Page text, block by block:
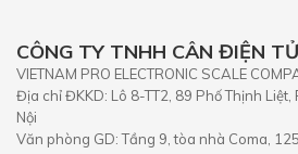
CÔNG TY TNHH CÂN ĐIỆN
VIETNAM PRO ELECTRONIC SCALE
Địa chỉ ĐKKD: Lô 8-TT2, 89 Phố Thịnh
Nội
Văn phòng GD: Tầng 9, tòa nhà Coma,